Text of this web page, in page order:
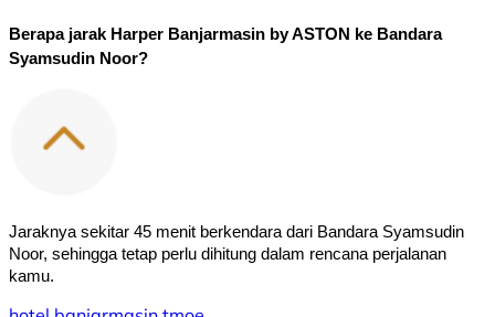
Berapa jarak Harper Banjarmasin by ASTON ke Bandara
Syamsudin Noor?
Jaraknya sekitar 45 menit berkendara dari Bandara Syamsudin
Noor, sehingga tetap perlu dihitung dalam rencana perjalanan
kamu.